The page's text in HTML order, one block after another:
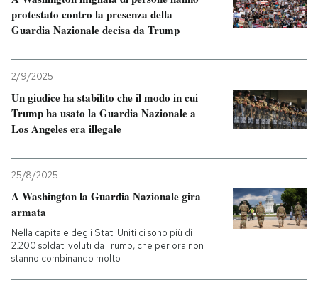
protestato contro la presenza della
Guardia Nazionale decisa da Trump
2/9/2025
Un giudice ha stabilito che il modo in cui
Trump ha usato la Guardia Nazionale a
Los Angeles era illegale
25/8/2025
A Washington la Guardia Nazionale gira
armata
Nella capitale degli Stati Uniti ci sono più di
2.200 soldati voluti da Trump, che per ora non
stanno combinando molto